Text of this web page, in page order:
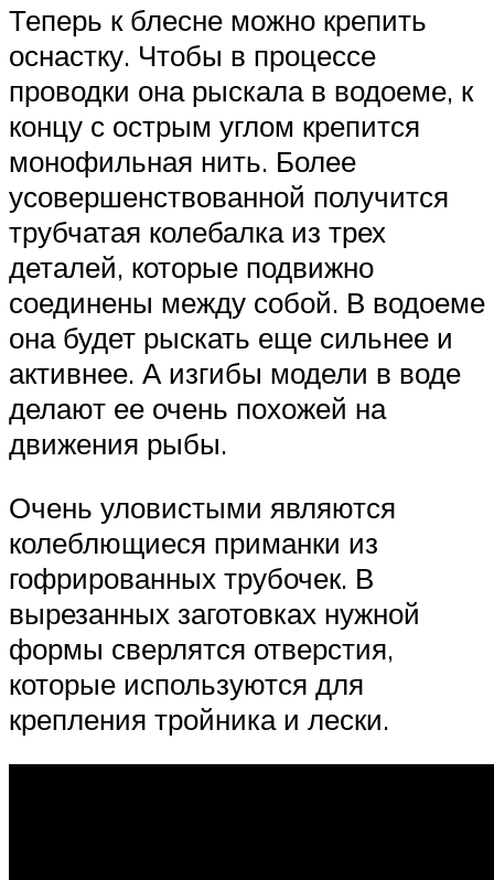
Теперь к блесне можно крепить
оснастку. Чтобы в процессе
проводки она рыскала в водоеме, к
концу с острым углом крепится
монофильная нить. Более
усовершенствованной получится
трубчатая колебалка из трех
деталей, которые подвижно
соединены между собой. В водоеме
она будет рыскать еще сильнее и
активнее. А изгибы модели в воде
делают ее очень похожей на
движения рыбы.
Очень уловистыми являются
колеблющиеся приманки из
гофрированных трубочек. В
вырезанных заготовках нужной
формы сверлятся отверстия,
которые используются для
крепления тройника и лески.